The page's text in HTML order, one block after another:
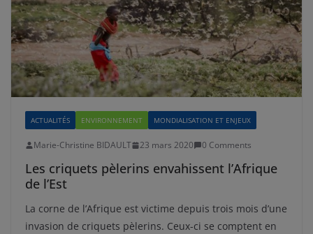
ACTUALITÉS ENVIRONNEMENT MONDIALISATION ET ENJEUX
Marie-Christine BIDAULT 23 mars 2020 0 Comments
Les criquets pèlerins envahissent l’Afrique
de l’Est
La corne de l’Afrique est victime depuis trois mois d’une
invasion de criquets pèlerins. Ceux-ci se comptent en